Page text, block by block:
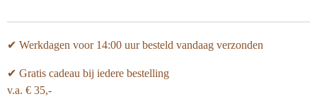
✔ Werkdagen voor 14:00 uur besteld vandaag verzonden
✔ Gratis cadeau bij iedere bestelling
v.a. € 35,-